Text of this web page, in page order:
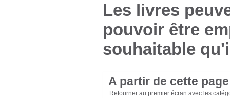
Les livres
pouvoir être
souhaitable
A partir de cette
Retourner au premier écran avec les